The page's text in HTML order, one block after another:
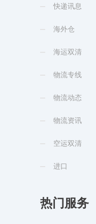
快递讯息
海外仓
海运双清
物流专线
物流动态
物流资讯
空运双清
进口
热门服务